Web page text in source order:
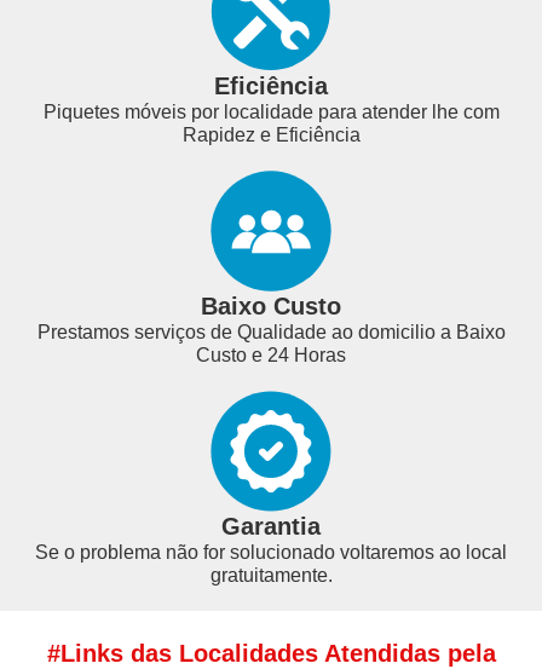
Eficiência
Piquetes móveis por localidade para atender lhe com
Rapidez e Eficiência
Baixo Custo
Prestamos serviços de Qualidade ao domicilio a Baixo
Custo e 24 Horas
Garantia
Se o problema não for solucionado voltaremos ao local
gratuitamente.
#Links das Localidades Atendidas pela